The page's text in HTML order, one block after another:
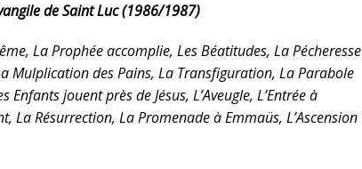
de Saint Luc (1986/1987)
La Prophée accomplie, Les Béatitudes, La Pécheresse
Mulplication des Pains, La Transfiguration, La Parabole
jouent près de Jésus, L’Aveugle, L’Entrée à
La Résurrection, La Promenade à Emmaüs, L’Ascension